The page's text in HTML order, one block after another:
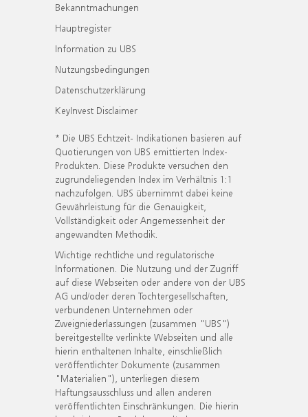
Bekanntmachungen
Hauptregister
Information zu UBS
Nutzungsbedingungen
Datenschutzerklärung
KeyInvest Disclaimer
* Die UBS Echtzeit- Indikationen basieren auf
Quotierungen von UBS emittierten Index-
Produkten. Diese Produkte versuchen den
zugrundeliegenden Index im Verhältnis 1:1
nachzufolgen. UBS übernimmt dabei keine
Gewährleistung für die Genauigkeit,
Vollständigkeit oder Angemessenheit der
angewandten Methodik.
Wichtige rechtliche und regulatorische
Informationen. Die Nutzung und der Zugriff
auf diese Webseiten oder andere von der UBS
AG und/oder deren Tochtergesellschaften,
verbundenen Unternehmen oder
Zweigniederlassungen (zusammen "UBS")
bereitgestellte verlinkte Webseiten und alle
hierin enthaltenen Inhalte, einschließlich
veröffentlichter Dokumente (zusammen
"Materialien"), unterliegen diesem
Haftungsausschluss und allen anderen
veröffentlichten Einschränkungen. Die hierin